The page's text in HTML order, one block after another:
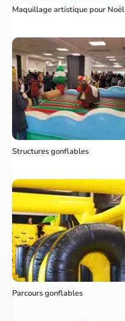
Maquillage artistique pour Noël
Structures gonflables
Parcours gonflables